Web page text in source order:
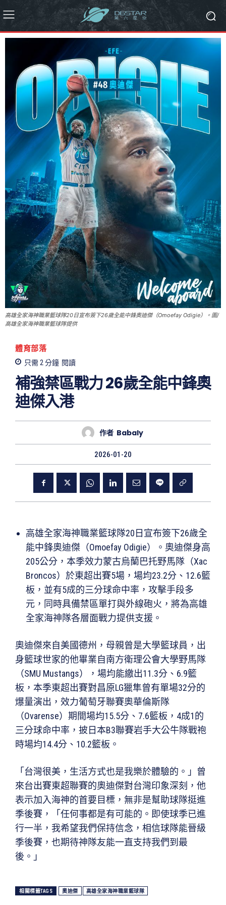
高雄全家海神職業籃球隊20日宣布簽下26歲全能中鋒奧迪傑（Omoefay Odigie）。圖/
高雄全家海神職業籃球隊提供
體育部落
只需 2分鐘 閱讀
補強禁區戰力 26歲全能中鋒奧
迪傑入港
作者 Babaly
2026-01-20
高雄全家海神職業籃球隊20日宣布簽下26歲全
能中鋒奧迪傑（Omoefay Odigie）。奧迪傑身高
205公分，本季效力蒙古烏蘭巴托野馬隊（Xac
Broncos）於東超出賽5場，場均23.2分、12.6籃
板，並有5成的三分球命中率，攻擊手段多
元，同時具備禁區單打與外線砲火，將為高雄
全家海神隊各層面戰力提供支援。
奧迪傑來自美國德州，母親曾是大學籃球員，出
身籃球世家的他畢業自南方衛理公會大學野馬隊
（SMU Mustangs），場均能繳出11.3分、6.9籃
板，本季東超出賽對昌原LG獵隼曾有單場32分的
爆量演出，效力葡萄牙聯賽奧華倫斯隊
（Ovarense）期間場均15.5分、7.6籃板，4成1的
三分球命中率，披日本B3聯賽岩手大公牛隊戰袍
時場均14.4分、10.2籃板。
「台灣很美，生活方式也是我樂於體驗的。」曾
來台出賽東超聯賽的奧迪傑對台灣印象深刻，他
表示加入海神的首要目標，無非是幫助球隊挺進
季後賽，「任何事都是有可能的。即使球季已進
行一半，我希望我們保持信念，相信球隊能晉級
季後賽，也期待神隊友能一直支持我們到最
後。」
相關標籤TAGS 奧迪傑 高雄全家海神職業籃球隊